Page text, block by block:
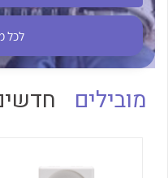
לכל
מובילים